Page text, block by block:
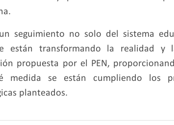
seguimiento no solo del sistema
están transformando la realidad y
propuesta por el PEN,
medida se están cumpliendo los
planteados.